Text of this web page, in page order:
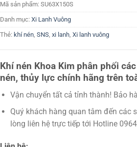
Mã sản phẩm: SU63X150S
Danh mục: Xi Lanh Vuông
Thẻ: khí nén, SNS, xi lanh, Xi lanh vuông
Khí nén Khoa Kim phân phối
nén, thủy lực chính hãng trên
Vận chuyển tất cả tỉnh thành! Bảo
Quý khách hàng quan tâm đến các
lòng liên hệ trực tiếp tới Hotline